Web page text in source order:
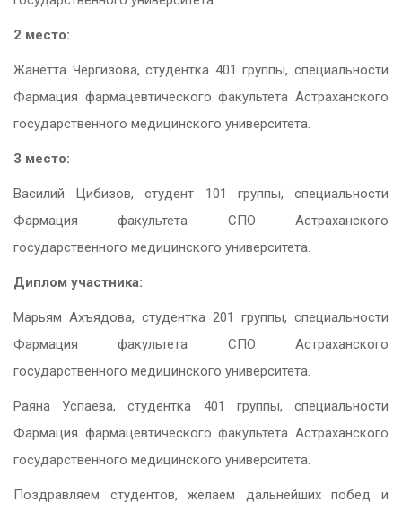
2 место:
Жанетта Чергизова, студентка 401 группы, специальности
Фармация фармацевтического факультета Астраханского
государственного медицинского университета.
3 место:
Василий Цибизов, студент 101 группы, специальности
Фармация факультета СПО Астраханского
государственного медицинского университета.
Диплом участника:
Марьям Ахъядова, студентка 201 группы, специальности
Фармация факультета СПО Астраханского
государственного медицинского университета.
Раяна Успаева, студентка 401 группы, специальности
Фармация фармацевтического факультета Астраханского
государственного медицинского университета.
Поздравляем студентов, желаем дальнейших побед и